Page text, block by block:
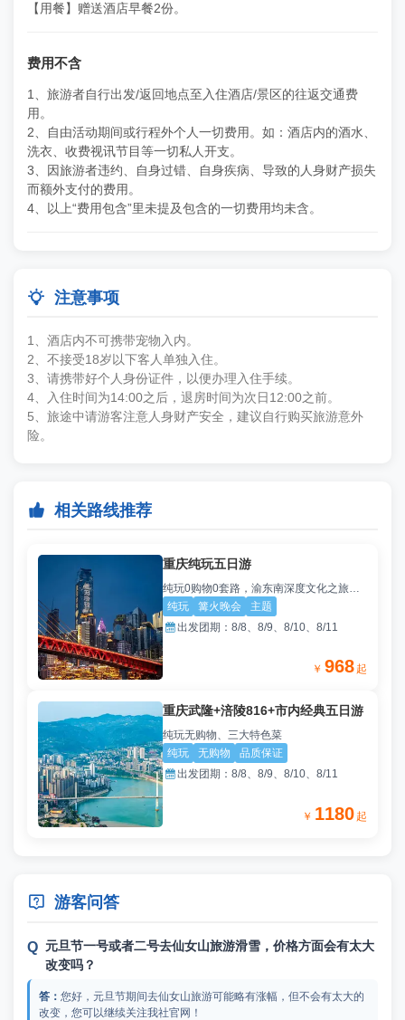
【用餐】赠送酒店早餐2份。
费用不含
1、旅游者自行出发/返回地点至入住酒店/景区的往返交通费
用。
2、自由活动期间或行程外个人一切费用。如：酒店内的酒水、
洗衣、收费视讯节目等一切私人开支。
3、因旅游者违约、自身过错、自身疾病、导致的人身财产损失
而额外支付的费用。
4、以上“费用包含”里未提及包含的一切费用均未含。
 注意事项
1、酒店内不可携带宠物入内。
2、不接受18岁以下客人单独入住。
3、请携带好个人身份证件，以便办理入住手续。
4、入住时间为14:00之后，退房时间为次日12:00之前。
5、旅途中请游客注意人身财产安全，建议自行购买旅游意外
险。
 相关路线推荐
重庆纯玩五日游
纯玩0购物0套路，渝东南深度文化之旅，赠送清凉解暑饮品
纯玩
篝火晚会 主题
出发团期：8/8、8/9、8/10、8/11
￥ 968 起
重庆武隆+涪陵816+市内经典五日游
纯玩无购物、三大特色菜
纯玩
无购物 品质保证
出发团期：8/8、8/9、8/10、8/11
￥ 1180 起
 游客问答
元旦节一号或者二号去仙女山旅游滑雪，价格方面会有太大
改变吗？
您好，元旦节期间去仙女山旅游可能略有涨幅，但不会有太大的
改变，您可以继续关注我社官网！